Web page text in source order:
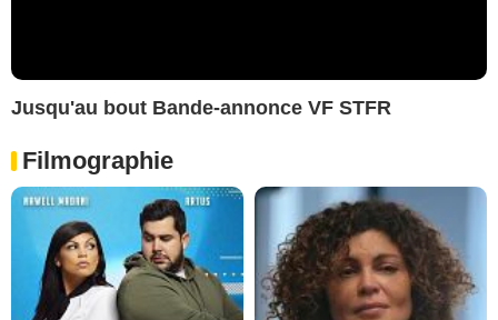
Jusqu'au bout Bande-annonce VF STFR
Filmographie